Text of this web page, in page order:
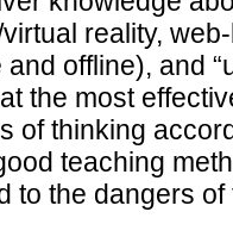
reality,
offline), and
the most
of thinking
teaching
to the dangers